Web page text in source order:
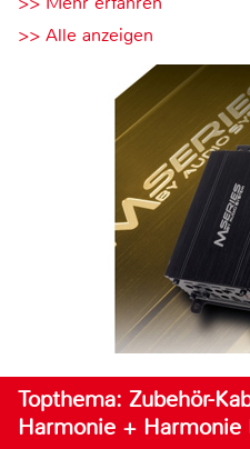
>> Alle anzeigen
Topthema: Zubehör-
Harmonie + Harmonie